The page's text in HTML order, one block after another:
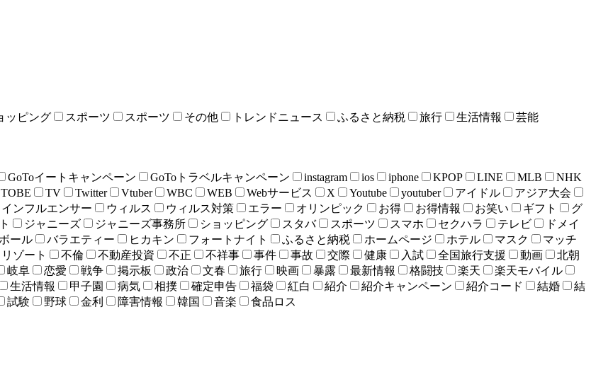
ッピング スポーツ スポーツ その他 トレンドニュース ふるさと納税 旅行 生活情報 芸能
GoToイートキャンペーン GoToトラベルキャンペーン instagram ios iphone KPOP LINE MLB
NHK
TOBE TV Twitter Vtuber WBC WEB Webサービス X Youtube youtuber アイドル
アジア大会
インフルエンサー ウィルス ウィルス対策 エラー オリンピック お得 お得情報 お笑い ギフト
グ
ジャニーズ ジャニーズ事務所 ショッピング スタバ スポーツ スマホ セクハラ テレビ
ドメイ
ール バラエティー ヒカキン フォートナイト ふるさと納税 ホームページ ホテル マスク
マッチ
リゾート 不倫 不動産投資 不正 不祥事 事件 事故 交際 健康 入試 全国旅行支援 動画
北朝
岐阜 恋愛 戦争 掲示板 政治 文春 旅行 映画 暴露 最新情報 格闘技 楽天
楽天モバイル
生活情報 甲子園 病気 相撲 確定申告 福袋 紅白 紹介 紹介キャンペーン 紹介コード 結婚
結
試験 野球 金利 障害情報 韓国 音楽 食品ロス